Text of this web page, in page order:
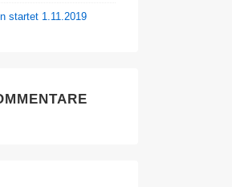
startet 1.11.2019